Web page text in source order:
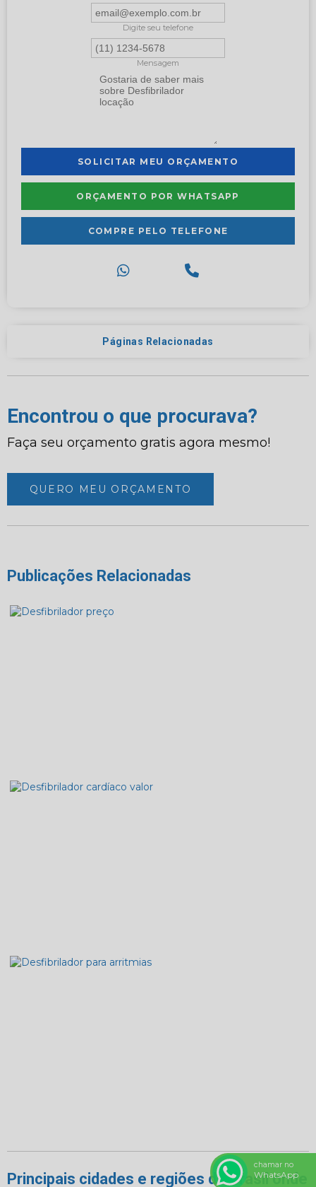
Digite seu telefone
Mensagem
SOLICITAR MEU ORÇAMENTO
ORÇAMENTO POR WHATSAPP
COMPRE PELO TELEFONE
Páginas Relacionadas
Encontrou o que procurava?
Faça seu orçamento gratis agora mesmo!
QUERO MEU ORÇAMENTO
Publicações Relacionadas
Principais cidades e regiões do Brasil onde
chamar no
WhatsApp